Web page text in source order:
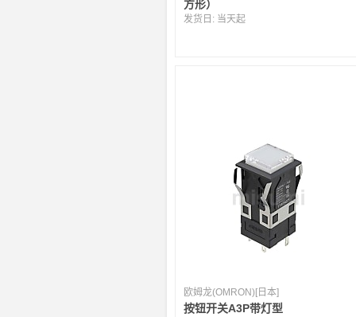
方形）
发货日: 当天起
欧姆龙(OMRON)[日本]
按钮开关A3P带灯型